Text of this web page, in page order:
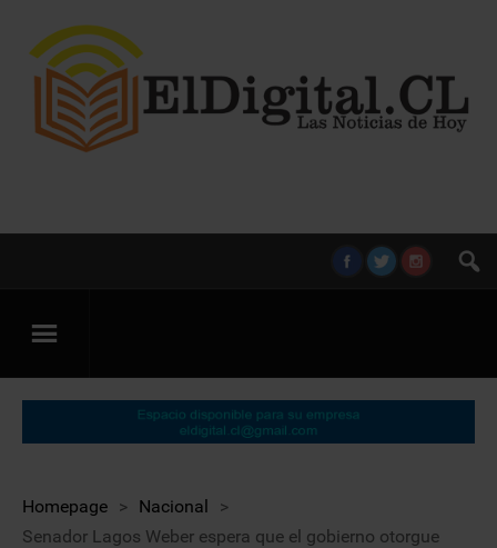
Homepage > Nacional
>
Senador Lagos Weber espera que el gobierno otorgue